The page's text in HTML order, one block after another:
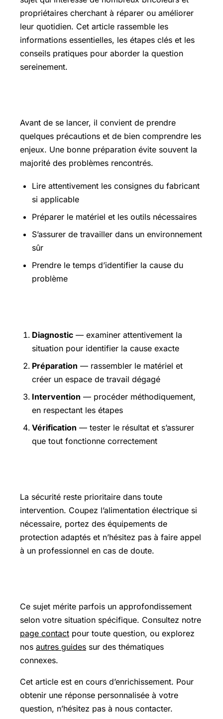
propriétaires cherchant à réparer ou améliorer
leur quotidien. Cet article rassemble les
informations essentielles, les étapes clés et les
conseils pratiques pour aborder la question
sereinement.
Avant de se lancer, il convient de prendre
quelques précautions et de bien comprendre les
enjeux. Une bonne préparation évite souvent la
majorité des problèmes rencontrés.
Lire attentivement les consignes du fabricant
si applicable
Préparer le matériel et les outils nécessaires
S’assurer de travailler dans un environnement
sûr
Prendre le temps d’identifier la cause du
problème
Diagnostic — examiner attentivement la
situation pour identifier la cause exacte
Préparation — rassembler le matériel et
créer un espace de travail dégagé
Intervention — procéder méthodiquement,
en respectant les étapes
Vérification — tester le résultat et s’assurer
que tout fonctionne correctement
La sécurité reste prioritaire dans toute
intervention. Coupez l’alimentation électrique si
nécessaire, portez des équipements de
protection adaptés et n’hésitez pas à faire appel
à un professionnel en cas de doute.
Ce sujet mérite parfois un approfondissement
selon votre situation spécifique. Consultez notre
page contact pour toute question, ou explorez
nos autres guides sur des thématiques
connexes.
Cet article est en cours d’enrichissement. Pour
obtenir une réponse personnalisée à votre
question, n’hésitez pas à nous contacter.